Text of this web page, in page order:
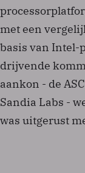
met een
basis van Intel-
drijvende
aankon - de
Sandia Labs -
was uitgerust